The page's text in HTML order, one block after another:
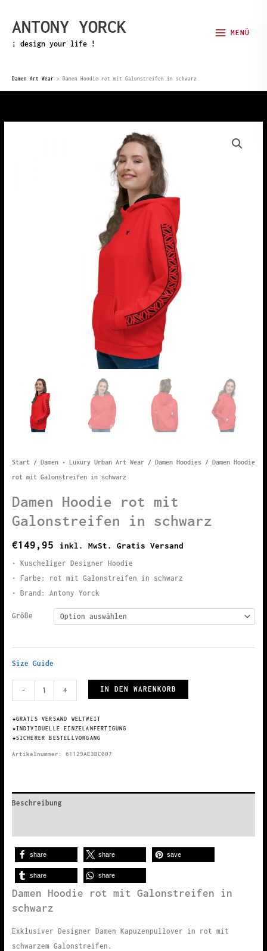
InhaltANTONY YORCK
¡ design your life !
MENÜ
Damen Art Wear > Damen Hoodie rot mit Galonstreifen in schwarz
Start / Damen • Luxury Urban Art Wear/ Damen Hoodies/ Damen Hoodie
rot mit Galonstreifen in schwarz
Damen Hoodie rot mit
Galonstreifen in schwarz
€149,95 inkl. MwSt. Gratis Versand
• Kuscheliger Designer Hoodie
• Farbe: rot mit Galonstreifen in schwarz
• Brand: Antony Yorck
Größe
Size Guide
-
Hoodie
rot
mit
Menge
+ IN DEN WARENKORB
✦GRATIS VERSAND WELTWEIT
✦INDIVIDUELLE EINZELANFERTIGUNG
✦SICHERER BESTELLVORGANG
Artikelnummer: 61129AE3BC007
Beschreibung
share share save
share share
Damen Hoodie rot mit Galonstreifen in
schwarz
Exklusiver Designer Damen Kapuzenpullover in rot mit
schwarzem Galonstreifen.